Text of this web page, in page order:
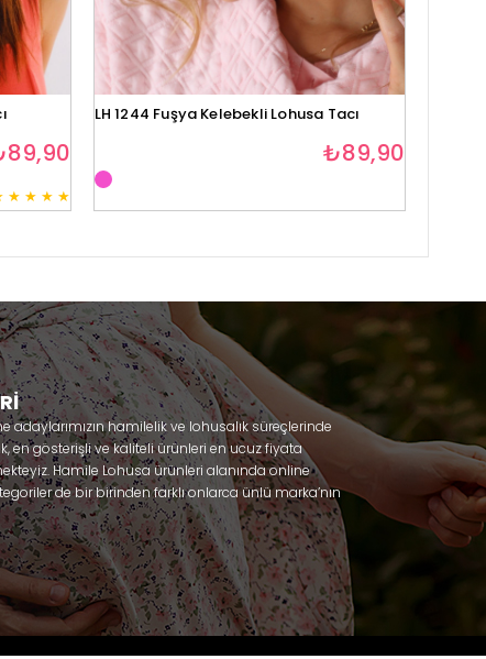
★ ★ ★ ★
LH 1244 Fuşya Kelebekli Lohusa Tacı
₺89,90
adaylarımızın hamilelik ve lohusalık süreçlerinde
en gösterişli ve kaliteli ürünleri en ucuz fiyata
Hamile Lohusa ürünleri alanında online
de bir birinden farklı onlarca ünlü marka’nın
Hem hamilelik öncesi hem doğum sonrası
huzur içinde geçirmenize yardımcı
ihtiyaç duydukları lohusa pijama, lohusa gecelik,
gecelik, Emzirme sütyeni, Emzirme atleti, Lohusa
seçenekleriyle bir birinden güzel kombinler
Sitemiz üzerinden satın alabileceğiniz;Effortt